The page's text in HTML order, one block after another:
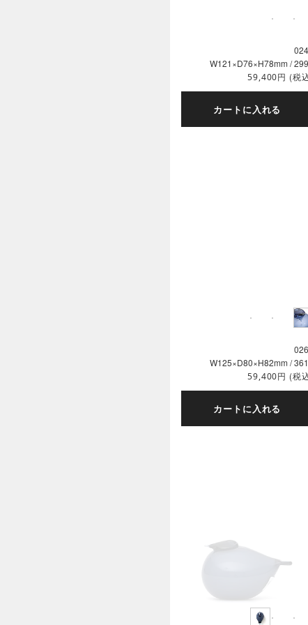
W121×D76×H78mm /
59,400円 (税
カートに入れる
W125×D80×H82mm /
59,400円 (税
カートに入れる